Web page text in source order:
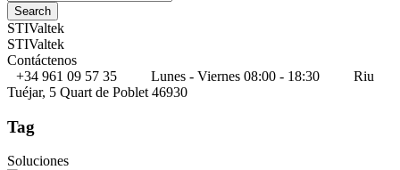
STIValtek
STIValtek
Contáctenos
+34 961 09 57 35
Lunes - Viernes 08:00 - 18:30
Riu
Tuéjar, 5 Quart de Poblet 46930
Tag
Soluciones